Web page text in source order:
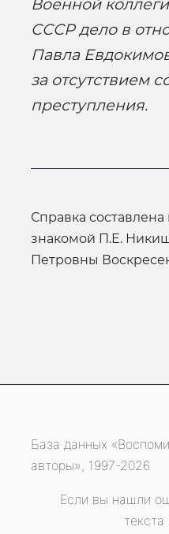
Военной
СССР дело в
Павла
за отсутствием
преступления.
Справка составлена по воспоминаниям
знакомой П.Е.
Петровны
База данных
авторы», 1997-2026
Если вы нашли